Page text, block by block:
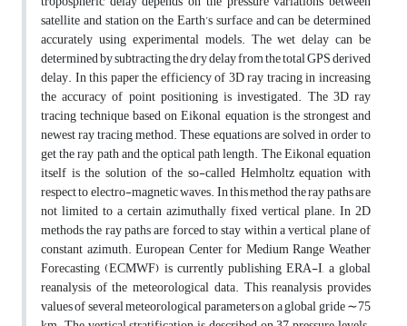
satellite and station on the Earth’s surface and can be determined
accurately using experimental models. The wet delay can be
determined by subtracting the dry delay from the total GPS derived
delay. In this paper the efficiency of 3D ray tracing in increasing
the accuracy of point positioning is investigated. The 3D ray
tracing technique based on Eikonal equation is the strongest and
newest ray tracing method. These equations are solved in order to
get the ray path and the optical path length. The Eikonal equation
itself is the solution of the so-called Helmholtz equation with
respect to electro-magnetic waves. In this method the ray paths are
not limited to a certain azimuthally fixed vertical plane. In 2D
methods the ray paths are forced to stay within a vertical plane of
constant azimuth. European Center for Medium Range Weather
Forecasting (ECMWF) is currently publishing ERA-I, a global
reanalysis of the meteorological data. This reanalysis provides
values of several meteorological parameters on a global gride ∼75